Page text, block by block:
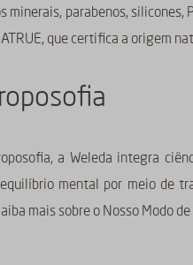
minerais, parabenos,
que certifica a origem
a Weleda integra
mental por meio de
mais sobre o Nosso Modo de